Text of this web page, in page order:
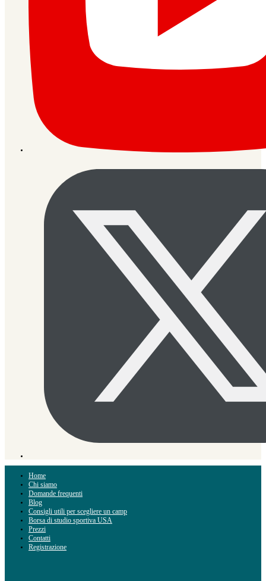
Home
Chi siamo
Domande frequenti
Blog
Consigli utili per scegliere un camp
Borsa di studio sportiva USA
Prezzi
Contatti
Registrazione